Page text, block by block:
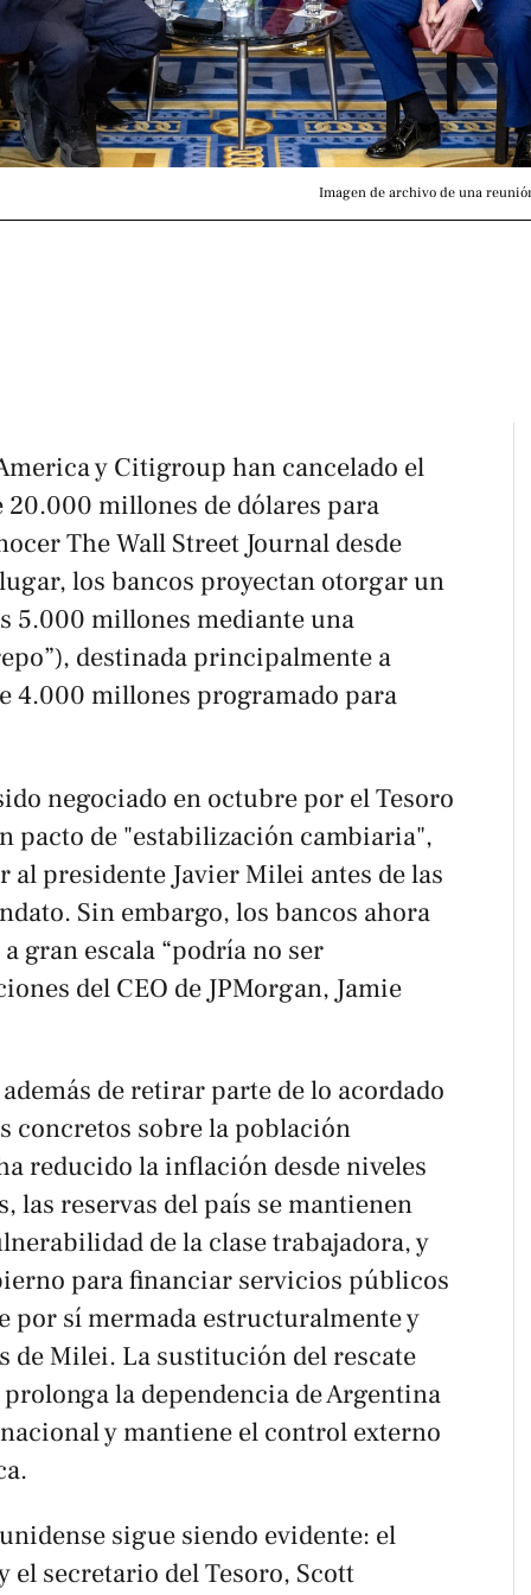
Imagen de archivo de una
y Citigroup han cancelado el
millones de dólares para
The Wall Street Journal desde
los bancos proyectan otorgar un
5.000 millones mediante una
destinada principalmente a
4.000 millones programado para
negociado en octubre por el Tesoro
pacto de "estabilización cambiaria",
al presidente Javier Milei antes de las
Sin embargo, los bancos ahora
gran escala “podría no ser
del CEO de JPMorgan, Jamie
de retirar parte de lo acordado
concretos sobre la población
reducido la inflación desde niveles
las reservas del país se mantienen
de la clase trabajadora, y
para financiar servicios públicos
por sí mermada estructuralmente y
de Milei. La sustitución del rescate
la dependencia de Argentina
y mantiene el control externo
sigue siendo evidente: el
secretario del Tesoro, Scott